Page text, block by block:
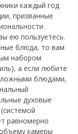
каждый год
призванные
ею пользуетесь.
блюда, то вам
набором
а если любите
блюдами,
духовые
равномерно
камеры